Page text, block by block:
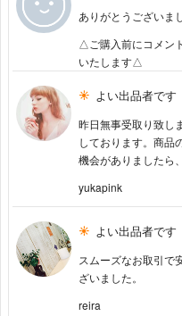
ありがとうございま
△ご購入前にコメン
いたします△
よい出品者です
昨日無事受取り致し
しております。商品
機会がありましたら
yukapink
よい出品者です
スムーズなお取引で
ざいました。
reira